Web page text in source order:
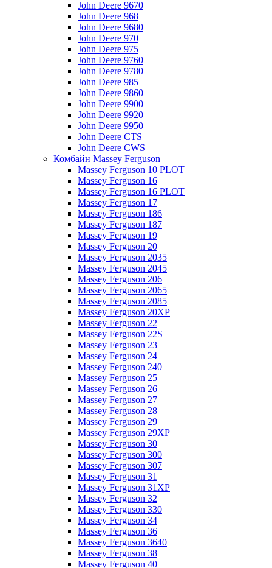
John Deere 9670
John Deere 968
John Deere 9680
John Deere 970
John Deere 975
John Deere 9760
John Deere 9780
John Deere 985
John Deere 9860
John Deere 9900
John Deere 9920
John Deere 9950
John Deere CTS
John Deere CWS
Комбайн Massey Ferguson
Massey Ferguson 10 PLOT
Massey Ferguson 16
Massey Ferguson 16 PLOT
Massey Ferguson 17
Massey Ferguson 186
Massey Ferguson 187
Massey Ferguson 19
Massey Ferguson 20
Massey Ferguson 2035
Massey Ferguson 2045
Massey Ferguson 206
Massey Ferguson 2065
Massey Ferguson 2085
Massey Ferguson 20XP
Massey Ferguson 22
Massey Ferguson 22S
Massey Ferguson 23
Massey Ferguson 24
Massey Ferguson 240
Massey Ferguson 25
Massey Ferguson 26
Massey Ferguson 27
Massey Ferguson 28
Massey Ferguson 29
Massey Ferguson 29XP
Massey Ferguson 30
Massey Ferguson 300
Massey Ferguson 307
Massey Ferguson 31
Massey Ferguson 31XP
Massey Ferguson 32
Massey Ferguson 330
Massey Ferguson 34
Massey Ferguson 36
Massey Ferguson 3640
Massey Ferguson 38
Massey Ferguson 40